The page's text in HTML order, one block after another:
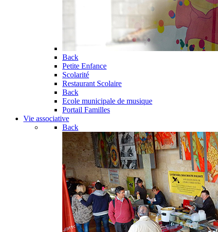
Back
Petite Enfance
Scolarité
Restaurant Scolaire
Back
Ecole municipale de musique
Portail Familles
Vie associative
Back